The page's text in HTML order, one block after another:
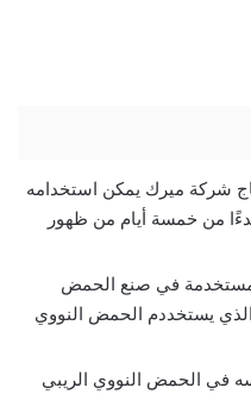
شركة ميرك يمكن استخدامه
من خمسة أيام من ظهور
في صنع الحمض
يستخددم الحمض النووي
في الحمض النووي الريبي